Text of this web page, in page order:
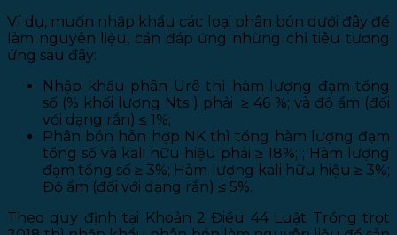
Ví dụ, muốn nhập khẩu các loại phân bón dưới đây để
làm nguyên liệu, cần đáp ứng những chỉ tiêu tương
ứng sau đây:
Nhập khẩu phân Urê thì hàm lượng đạm tổng
số (% khối lượng Nts ) phải ≥ 46 %; và độ ẩm (đối
với dạng rắn) ≤ 1%;
Phân bón hỗn hợp NK thì tổng hàm lượng đạm
tổng số và kali hữu hiệu phải ≥ 18%; ; Hàm lượng
đạm tổng số ≥ 3%; Hàm lượng kali hữu hiệu ≥ 3%;
Độ ẩm (đối với dạng rắn) ≤ 5%.
Theo quy định tại Khoản 2 Điều 44 Luật Trồng trọt